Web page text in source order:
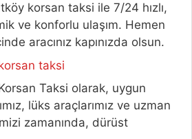
korsan taksi ile 7/24 hızlı,
ve konforlu ulaşım. Hemen
aracınız kapınızda olsun.
taksi
Taksi olarak, uygun
lüks araçlarımız ve uzman
zamanında, dürüst